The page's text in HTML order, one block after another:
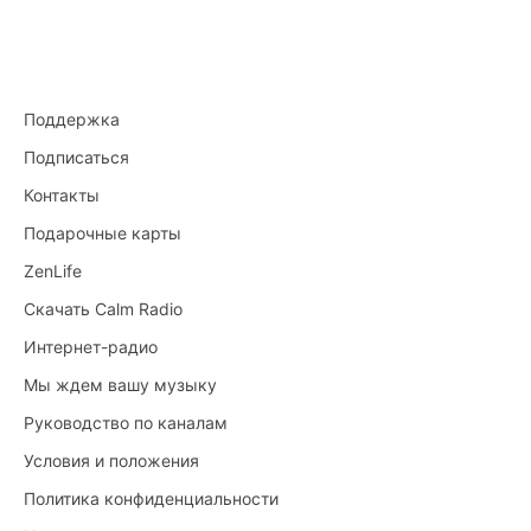
Поддержка
Подписаться
Контакты
Подарочные карты
ZenLife
Скачать Calm Radio
Интернет-радио
Мы ждем вашу музыку
Руководство по каналам
Условия и положения
Политика конфиденциальности